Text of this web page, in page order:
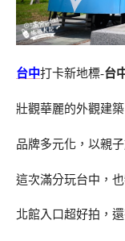
台中打卡新地標-台
壯觀華麗的外觀建
品牌多元化，以親
這次滿分玩台中，
北館入口超好拍，